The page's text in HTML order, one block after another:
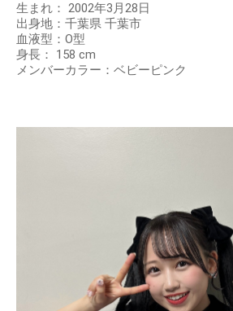
生まれ： 2002年3月28日
出身地：千葉県 千葉市
血液型：O型
身長： 158 cm
メンバーカラー：ベビーピンク